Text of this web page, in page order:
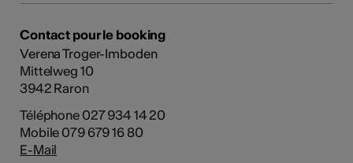
Contact pour le booking
Verena Troger-Imboden
Mittelweg 10
3942 Raron
Téléphone 027 934 14 20
Mobile 079 679 16 80
E-Mail